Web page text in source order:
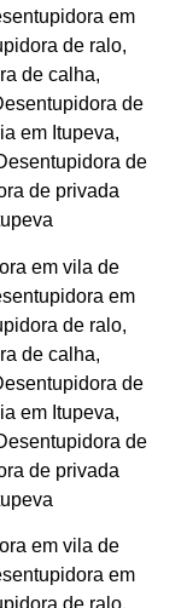
em
de ralo,
de calha,
de
em Itupeva,
de
de privada
em vila de
em
de ralo,
de calha,
de
em Itupeva,
de
de privada
em vila de
em
de ralo,